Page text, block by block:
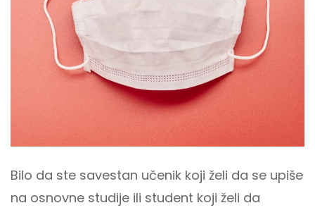
Bilo da ste savestan učenik koji želi da se upiše
na osnovne studije ili student koji želi da